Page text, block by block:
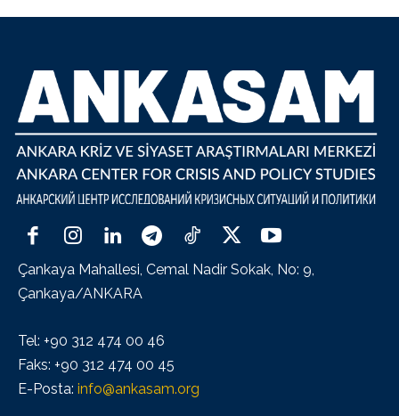
Çankaya Mahallesi, Cemal Nadir Sokak, No: 9,
Çankaya/ANKARA
Tel: +90 312 474 00 46
Faks: +90 312 474 00 45
E-Posta: info@ankasam.org